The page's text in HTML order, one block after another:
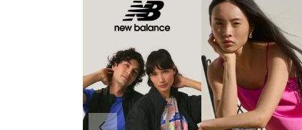
Forrige